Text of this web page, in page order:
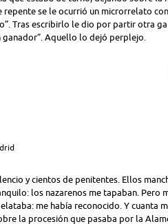
repente se le ocurrió un microrrelato
Tras escribirlo le dio por partir otra
ganador”. Aquello lo dejó perplejo.
y cientos de penitentes. Ellos
los nazarenos me tapaban. Pero
me había reconocido. Y cuanta
la procesión que pasaba por la